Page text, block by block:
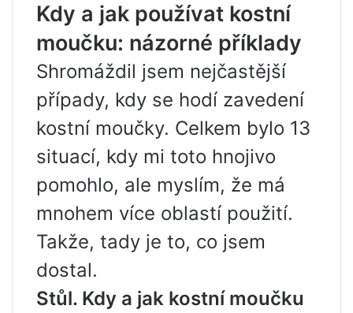
Kdy a jak používat kostní
moučku: názorné příklady
Shromáždil jsem nejčastější
případy, kdy se hodí zavedení
kostní moučky. Celkem bylo 13
situací, kdy mi toto hnojivo
pomohlo, ale myslím, že má
mnohem více oblastí použití.
Takže, tady je to, co jsem
dostal.
Stůl. Kdy a jak kostní moučku